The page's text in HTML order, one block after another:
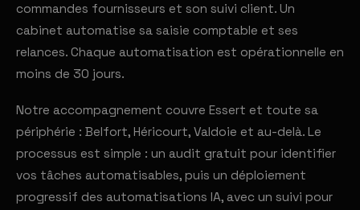
commandes fournisseurs et son suivi client. Un
cabinet automatise sa saisie comptable et ses
relances. Chaque automatisation est opérationnelle en
moins de 30 jours.
Notre accompagnement couvre Essert et toute sa
périphérie : Belfort, Héricourt, Valdoie et au-delà. Le
processus est simple : un audit gratuit pour identifier
vos tâches automatisables, puis un déploiement
progressif des automatisations IA, avec un suivi pour